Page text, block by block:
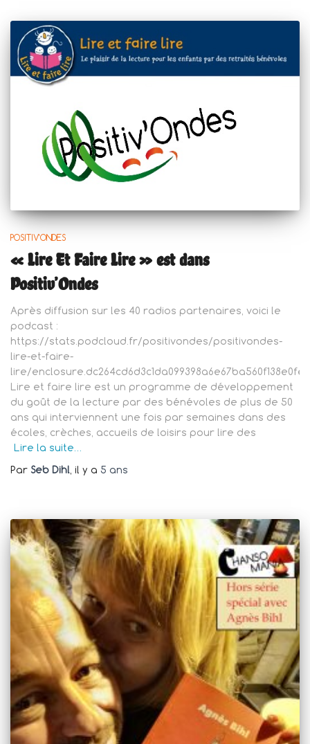
POSITIV'ONDES
« Lire Et Faire Lire » est dans
Positiv’Ondes
Après diffusion sur les 40 radios partenaires, voici le
podcast :
https://stats.podcloud.fr/positivondes/positivondes-
lire-et-faire-
lire/
Lire et faire lire est un programme de développement
du goût de la lecture par des bénévoles de plus de 50
ans qui interviennent une fois par semaines dans des
écoles, crèches, accueils de loisirs pour lire des
Lire la suite…
Par Seb Dihl, il y a 5 ans